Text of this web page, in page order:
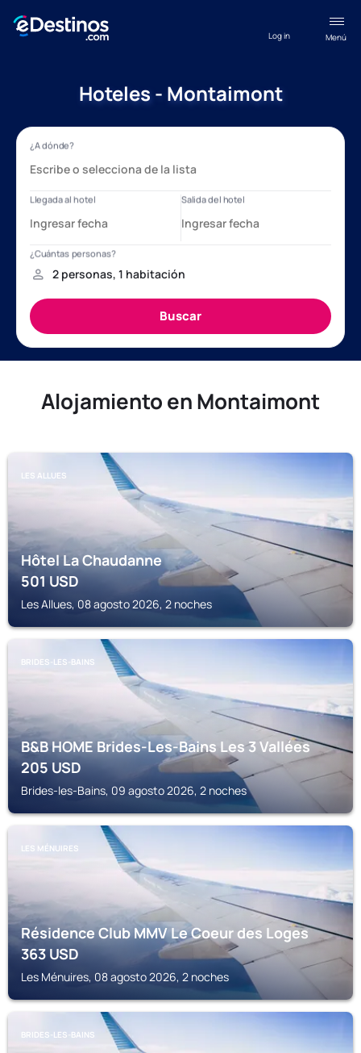
Menú
Log in
Hoteles - Montaimont
Alojamiento en Montaimont
LES ALLUES
Hôtel La Chaudanne
501USD
Les Allues, 08 agosto 2026, 2 noches
BRIDES-LES-BAINS
B&B HOME Brides-Les-Bains Les 3 Vallées
205USD
Brides-les-Bains, 09 agosto 2026, 2 noches
LES MÉNUIRES
Résidence Club MMV Le Coeur des Loges
363USD
Les Ménuires, 08 agosto 2026, 2 noches
BRIDES-LES-BAINS